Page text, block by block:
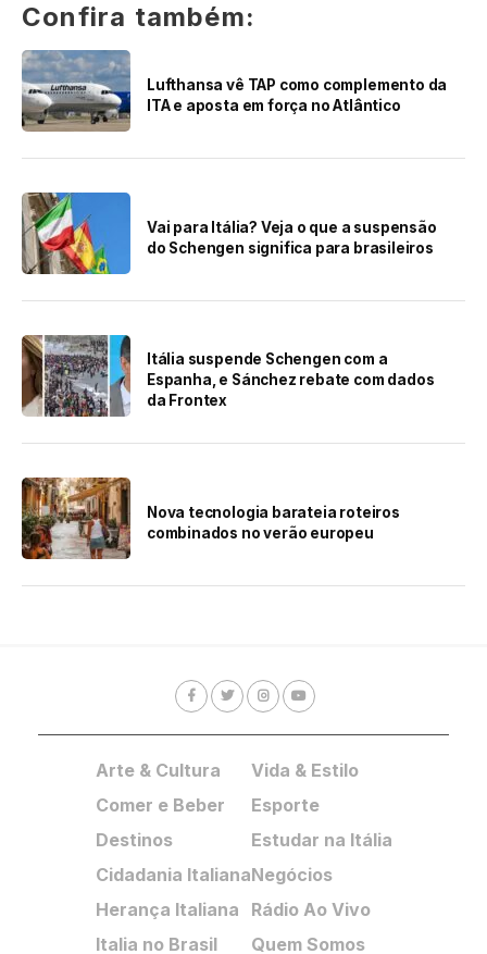
Confira também:
Lufthansa vê TAP como complemento da
ITA e aposta em força no Atlântico
Vai para Itália? Veja o que a suspensão
do Schengen significa para brasileiros
Itália suspende Schengen com a
Espanha, e Sánchez rebate com dados
da Frontex
Nova tecnologia barateia roteiros
combinados no verão europeu
Arte & Cultura
Comer e Beber
Destinos
Cidadania Italiana
Herança Italiana
Italia no Brasil
Vida & Estilo
Esporte
Estudar na Itália
Negócios
Rádio Ao Vivo
Quem Somos